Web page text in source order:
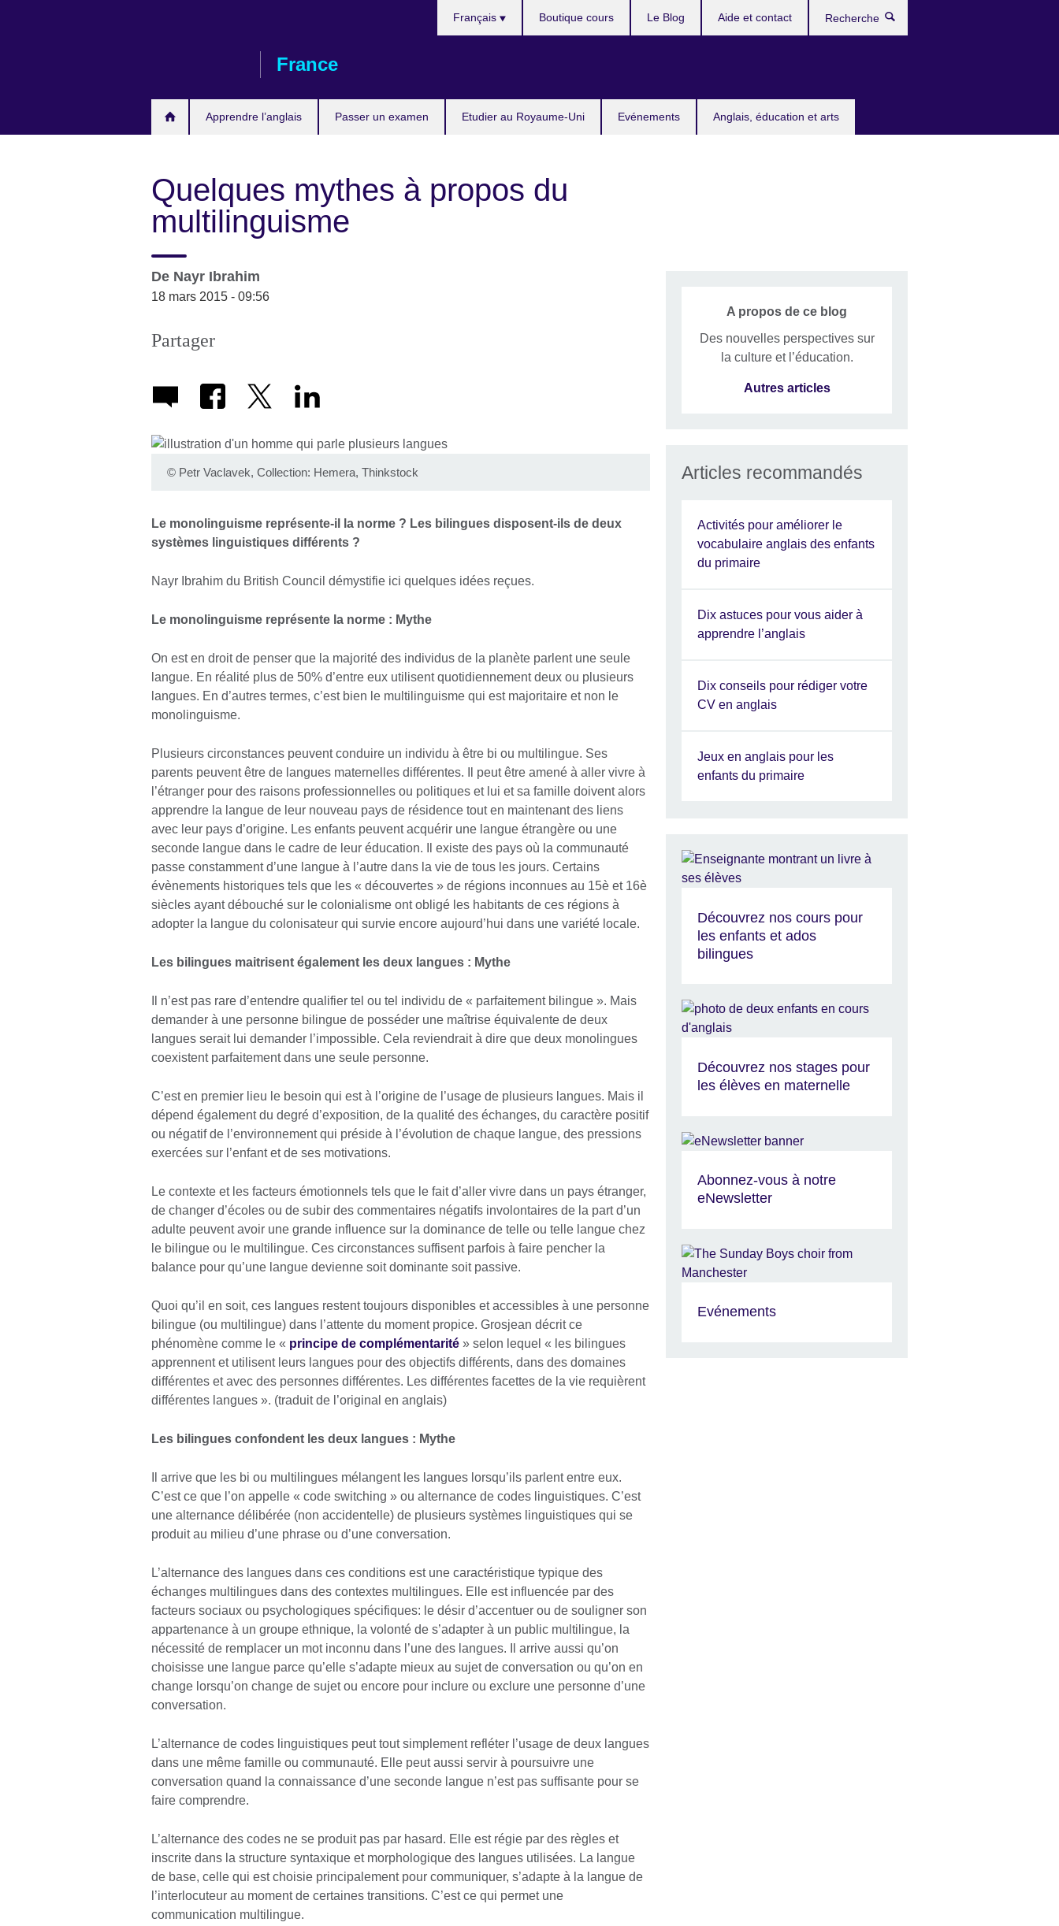
France
Apprendre l’anglais Passer un examen Etudier au Royaume-Uni Evénements Anglais, éducation et arts
Français Boutique cours Le Blog Aide et contact
Quelques mythes à propos du
multilinguisme
De Nayr Ibrahim
18 mars 2015 - 09:56
Partager
© Petr Vaclavek, Collection: Hemera, Thinkstock
Le monolinguisme représente-il la norme ? Les bilingues disposent-ils de deux
systèmes linguistiques différents ?
Nayr Ibrahim du British Council démystifie ici quelques idées reçues.
Le monolinguisme représente la norme : Mythe
On est en droit de penser que la majorité des individus de la planète parlent une seule
langue. En réalité plus de 50% d’entre eux utilisent quotidiennement deux ou plusieurs
langues. En d’autres termes, c’est bien le multilinguisme qui est majoritaire et non le
monolinguisme.
Plusieurs circonstances peuvent conduire un individu à être bi ou multilingue. Ses
parents peuvent être de langues maternelles différentes. Il peut être amené à aller vivre à
l’étranger pour des raisons professionnelles ou politiques et lui et sa famille doivent alors
apprendre la langue de leur nouveau pays de résidence tout en maintenant des liens
avec leur pays d’origine. Les enfants peuvent acquérir une langue étrangère ou une
seconde langue dans le cadre de leur éducation. Il existe des pays où la communauté
passe constamment d’une langue à l’autre dans la vie de tous les jours. Certains
évènements historiques tels que les « découvertes » de régions inconnues au 15è et 16è
siècles ayant débouché sur le colonialisme ont obligé les habitants de ces régions à
adopter la langue du colonisateur qui survie encore aujourd’hui dans une variété locale.
Les bilingues maitrisent également les deux langues : Mythe
Il n’est pas rare d’entendre qualifier tel ou tel individu de « parfaitement bilingue ». Mais
demander à une personne bilingue de posséder une maîtrise équivalente de deux
langues serait lui demander l’impossible. Cela reviendrait à dire que deux monolingues
coexistent parfaitement dans une seule personne.
C’est en premier lieu le besoin qui est à l’origine de l’usage de plusieurs langues. Mais il
dépend également du degré d’exposition, de la qualité des échanges, du caractère positif
ou négatif de l’environnement qui préside à l’évolution de chaque langue, des pressions
exercées sur l’enfant et de ses motivations.
Le contexte et les facteurs émotionnels tels que le fait d’aller vivre dans un pays étranger,
de changer d’écoles ou de subir des commentaires négatifs involontaires de la part d’un
adulte peuvent avoir une grande influence sur la dominance de telle ou telle langue chez
le bilingue ou le multilingue. Ces circonstances suffisent parfois à faire pencher la
balance pour qu’une langue devienne soit dominante soit passive.
Quoi qu’il en soit, ces langues restent toujours disponibles et accessibles à une personne
bilingue (ou multilingue) dans l’attente du moment propice. Grosjean décrit ce
phénomène comme le « principe de complémentarité » selon lequel « les bilingues
apprennent et utilisent leurs langues pour des objectifs différents, dans des domaines
différentes et avec des personnes différentes. Les différentes facettes de la vie requièrent
différentes langues ». (traduit de l’original en anglais)
Les bilingues confondent les deux langues : Mythe
Il arrive que les bi ou multilingues mélangent les langues lorsqu’ils parlent entre eux.
C’est ce que l’on appelle « code switching » ou alternance de codes linguistiques. C’est
une alternance délibérée (non accidentelle) de plusieurs systèmes linguistiques qui se
produit au milieu d’une phrase ou d’une conversation.
L’alternance des langues dans ces conditions est une caractéristique typique des
échanges multilingues dans des contextes multilingues. Elle est influencée par des
facteurs sociaux ou psychologiques spécifiques: le désir d’accentuer ou de souligner son
appartenance à un groupe ethnique, la volonté de s’adapter à un public multilingue, la
nécessité de remplacer un mot inconnu dans l’une des langues. Il arrive aussi qu’on
choisisse une langue parce qu’elle s’adapte mieux au sujet de conversation ou qu’on en
change lorsqu’on change de sujet ou encore pour inclure ou exclure une personne d’une
conversation.
L’alternance de codes linguistiques peut tout simplement refléter l’usage de deux langues
dans une même famille ou communauté. Elle peut aussi servir à poursuivre une
conversation quand la connaissance d’une seconde langue n’est pas suffisante pour se
faire comprendre.
L’alternance des codes ne se produit pas par hasard. Elle est régie par des règles et
inscrite dans la structure syntaxique et morphologique des langues utilisées. La langue
de base, celle qui est choisie principalement pour communiquer, s’adapte à la langue de
l’interlocuteur au moment de certaines transitions. C’est ce qui permet une
communication multilingue.
A propos de ce blog
Des nouvelles perspectives sur
la culture et l’éducation.
Autres articles
Articles recommandés
Activités pour améliorer le
vocabulaire anglais des enfants
du primaire
Dix astuces pour vous aider à
apprendre l’anglais
Dix conseils pour rédiger votre
CV en anglais
Jeux en anglais pour les
enfants du primaire
Découvrez nos cours pour
les enfants et ados
bilingues
Découvrez nos stages pour
les élèves en maternelle
Abonnez-vous à notre
eNewsletter
Evénements